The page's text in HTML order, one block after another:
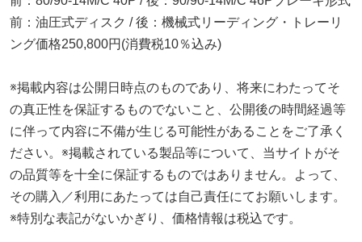
前：油圧式ディスク / 後：機械式リーディング・トレーリ
ング価格250,800円(消費税10％込み)
※掲載内容は公開日時点のものであり、将来にわたってそ
の真正性を保証するものでないこと、公開後の時間経過等
に伴って内容に不備が生じる可能性があることをご了承く
ださい。※掲載されている製品等について、当サイトがそ
の品質等を十全に保証するものではありません。よって、
その購入／利用にあたっては自己責任にてお願いします。
※特別な表記がないかぎり、価格情報は税込です。